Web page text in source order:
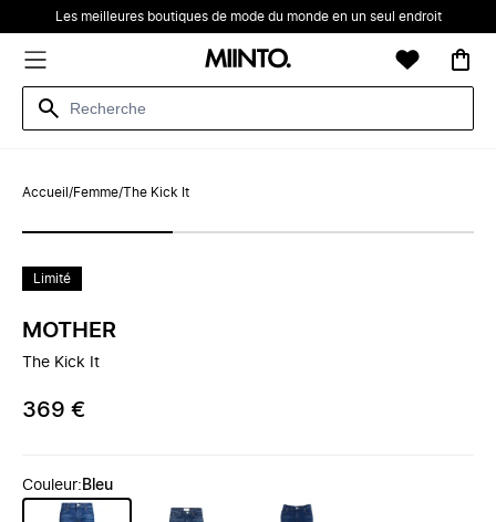
Les meilleures boutiques de mode du monde en un seul endroit
Accueil /Femme/The Kick It
Limité
MOTHER
The Kick It
369 €
Couleur: Bleu